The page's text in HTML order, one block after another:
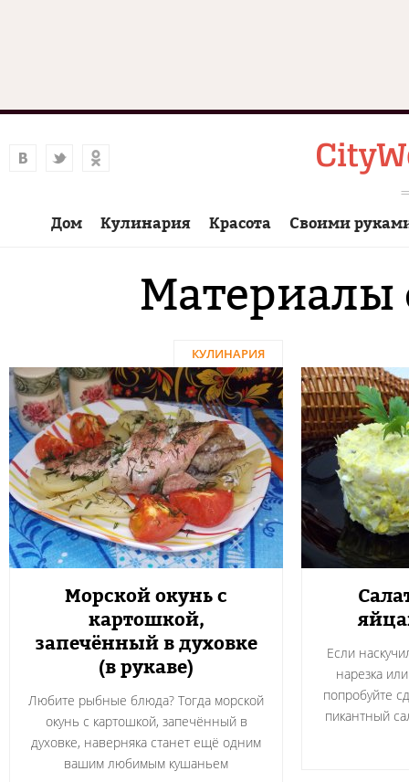
Дом Кулинария Красота Своими
Материалы
КУЛИНАРИЯ
Морской окунь с
картошкой,
запечённый в духовке
(в рукаве)
Любите рыбные блюда? Тогда морской
окунь с картошкой, запечённый в
духовке, наверняка станет ещё одним
вашим любимым кушаньем
Если
нарезка
попробуйте
пикантный
Страницы